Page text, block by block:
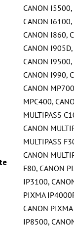
CANON I5500,
CANON I6100,
CANON I860,
CANON I905D,
CANON I9500,
CANON I990,
CANON MP700
MPC400,
MULTIPASS
CANON
MULTIPASS
CANON
F80, CANON
IP3100,
PIXMA
CANON
IP8500,